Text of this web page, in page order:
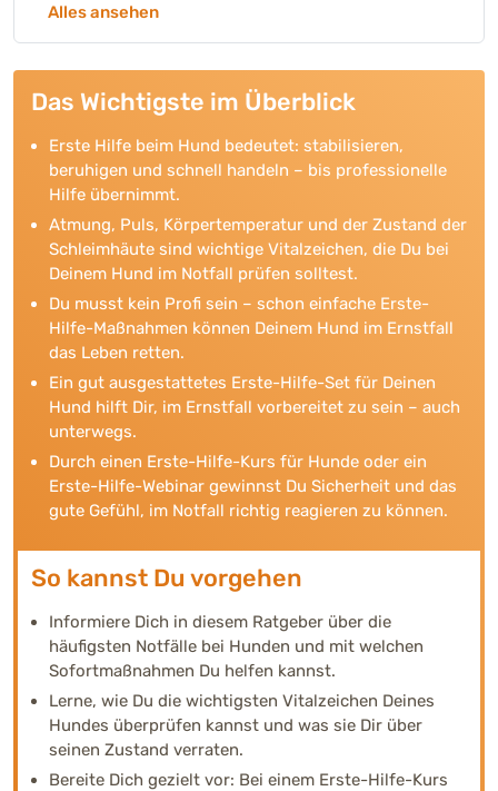
zu helfen.
Alles ansehen
Das Wichtigste im Überblick
Erste Hilfe beim Hund bedeutet: stabilisieren,
beruhigen und schnell handeln – bis professionelle
Hilfe übernimmt.
Atmung, Puls, Körpertemperatur und der Zustand der
Schleimhäute sind wichtige Vitalzeichen, die Du bei
Deinem Hund im Notfall prüfen solltest.
Du musst kein Profi sein – schon einfache Erste-
Hilfe-Maßnahmen können Deinem Hund im Ernstfall
das Leben retten.
Ein gut ausgestattetes Erste-Hilfe-Set für Deinen
Hund hilft Dir, im Ernstfall vorbereitet zu sein – auch
unterwegs.
Durch einen Erste-Hilfe-Kurs für Hunde oder ein
Erste-Hilfe-Webinar gewinnst Du Sicherheit und das
gute Gefühl, im Notfall richtig reagieren zu können.
So kannst Du vorgehen
Informiere Dich in diesem Ratgeber über die
häufigsten Notfälle bei Hunden und mit welchen
Sofortmaßnahmen Du helfen kannst.
Lerne, wie Du die wichtigsten Vitalzeichen Deines
Hundes überprüfen kannst und was sie Dir über
seinen Zustand verraten.
Bereite Dich gezielt vor: Bei einem Erste-Hilfe-Kurs